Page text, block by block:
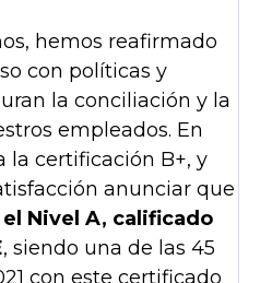
hemos reafirmado
con políticas y
la conciliación y la
empleados. En
la certificación B+, y
anunciar que
Nivel A, calificado
, siendo una de las 45
con este certificado